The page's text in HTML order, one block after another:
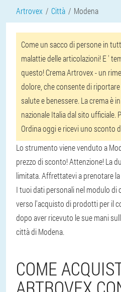
Artrovex Città Modena
Come un sacco di persone in
malattie delle articolazioni! E '
questo! Crema Artrovex - un
dolore, che consente di
salute e benessere. La crema è
nazionale Italia dal sito ufficiale.
Ordina oggi e ricevi uno sconto
Lo strumento viene venduto a
prezzo di sconto! Attenzione! La
limitata. Affrettatevi a prenotare
I tuoi dati personali nel modulo di
verso l'acquisto di prodotti per il
dopo aver ricevuto le sue mani
città di Modena.
COME